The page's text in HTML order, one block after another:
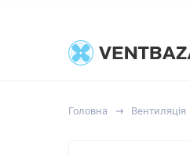
Головна Вентиляція